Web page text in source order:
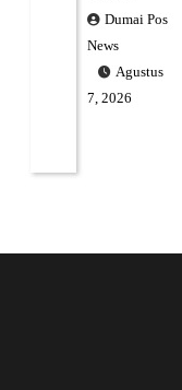
Dumai Pos
News
Agustus
7, 2026